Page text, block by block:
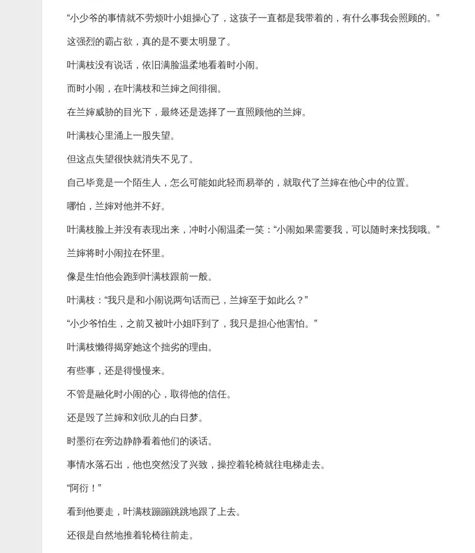
“小少爷的事情就不劳烦叶小姐操心了，这孩子一直都是我带着的，有什么事我会照顾的。”
这强烈的霸占欲，真的是不要太明显了。
叶满枝没有说话，依旧满脸温柔地看着时小闹。
而时小闹，在叶满枝和兰婶之间徘徊。
在兰婶威胁的目光下，最终还是选择了一直照顾他的兰婶。
叶满枝心里涌上一股失望。
但这点失望很快就消失不见了。
自己毕竟是一个陌生人，怎么可能如此轻而易举的，就取代了兰婶在他心中的位置。
哪怕，兰婶对他并不好。
叶满枝脸上并没有表现出来，冲时小闹温柔一笑：“小闹如果需要我，可以随时来找我哦。”
兰婶将时小闹拉在怀里。
像是生怕他会跑到叶满枝跟前一般。
叶满枝：“我只是和小闹说两句话而已，兰婶至于如此么？”
“小少爷怕生，之前又被叶小姐吓到了，我只是担心他害怕。”
叶满枝懒得揭穿她这个拙劣的理由。
有些事，还是得慢慢来。
不管是融化时小闹的心，取得他的信任。
还是毁了兰婶和刘欣儿的白日梦。
时墨衍在旁边静静看着他们的谈话。
事情水落石出，他也突然没了兴致，操控着轮椅就往电梯走去。
“阿衍！”
看到他要走，叶满枝蹦蹦跳跳地跟了上去。
还很是自然地推着轮椅往前走。